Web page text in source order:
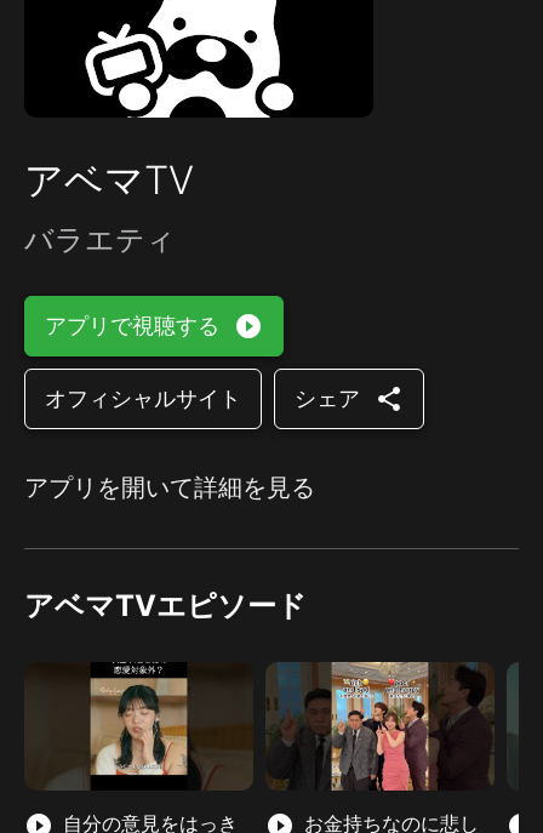
アベマTV
バラエティ
アプリで視聴する play_circle_filled
オフィシャルサイト シェア share
アプリを開いて詳細を見る
アベマTVエピソード
play_circle_filled 自分の意見をはっき
play_circle_filled お金持ちなのに悲し
play_circle_filled